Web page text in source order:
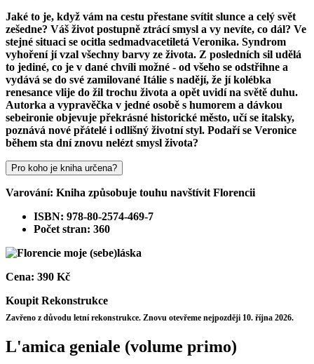
Jaké to je, když vám na cestu přestane svítit slunce a celý svět
zešedne? Váš život postupně ztrácí smysl a vy nevíte, co dál? Ve
stejné situaci se ocitla sedmadvacetiletá Veronika. Syndrom
vyhoření jí vzal všechny barvy ze života. Z posledních sil udělá
to jediné, co je v dané chvíli možné - od všeho se odstřihne a
vydává se do své zamilované Itálie s nadějí, že jí kolébka
renesance vlije do žil trochu života a opět uvidí na světě duhu.
Autorka a vypravěčka v jedné osobě s humorem a dávkou
sebeironie objevuje překrásné historické město, učí se italsky,
poznává nové přátelé i odlišný životní styl. Podaří se Veronice
během sta dní znovu nelézt smysl života?
Pro koho je kniha určena?
Varování: Kniha způsobuje touhu navštívit Florencii
ISBN: 978-80-2574-469-7
Počet stran: 360
Cena: 390 Kč
KoupitRekonstrukce
Zavřeno z důvodu letní rekonstrukce. Znovu otevřeme nejpozději 10. října 2026.
L'amica geniale (volume primo)